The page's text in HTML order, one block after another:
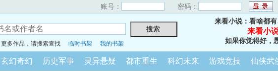
账号： 密码：
多作品，请搜索查找 临时书架 我的书架
来看小说：看啥都
来看小
如果你觉得好，
玄幻奇幻 历史军事 灵异悬疑 都市重生 科幻未来 游戏竞技 仙侠武